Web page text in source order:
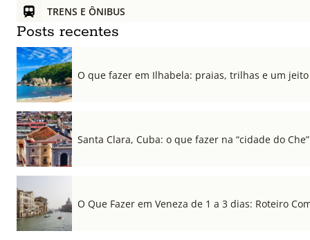
TRENS E ÔNIBUS
Posts recentes
O que fazer em Ilhabela: praias, trilhas e um
Santa Clara, Cuba: o que fazer na “cidade do Che”
O Que Fazer em Veneza de 1 a 3 dias: Roteiro